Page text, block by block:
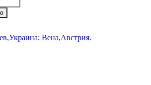
Вена,Австрия.